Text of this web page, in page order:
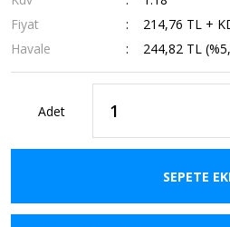
Fiyat
214,76 TL +
Havale
244,82 TL
Adet
SEPETE